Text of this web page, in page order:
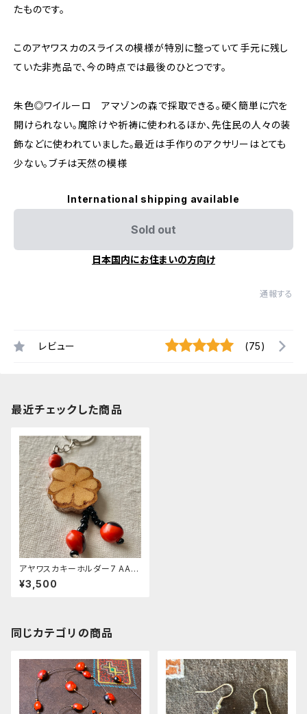
たものです。
このアヤワスカのスライスの模様が特別に整っていて手元に残し
ていた非売品で、今の時点では最後のひとつです。
朱色◎ワイルーロ アマゾンの森で採取できる。硬く簡単に穴を
開けられない。魔除けや祈祷に使われるほか、先住民の人々の装
飾などに使われていました。最近は手作りのアクサリーはとても
少ない。ブチは天然の模様
International shipping available
Sold out
日本国内にお住まいの方向け
通報する
レビュー (75)
最近チェックした商品
アヤワスカキーホルダー7 AAA
スピリチュアル 南米アマゾ
ン シピボ族
¥3,500
同じカテゴリの商品